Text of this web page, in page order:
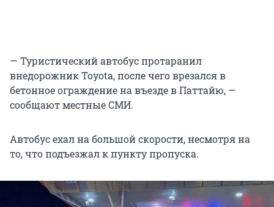
— Туристический автобус протаранил
внедорожник Toyota, после чего врезался в
бетонное ограждение на въезде в Паттайю, —
сообщают местные СМИ.
Автобус ехал на большой скорости, несмотря на
то, что подъезжал к пункту пропуска.